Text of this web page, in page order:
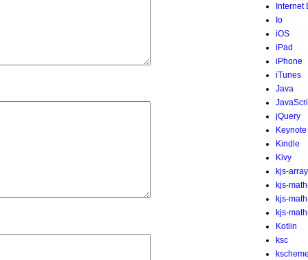
Internet
Io
iOS
iPad
iPhone
iTunes
Java
jQuery
Keynote
Kindle
Kivy
kjs-array
kjs-
kjs-
kjs-
Kotlin
ksc
kscheme